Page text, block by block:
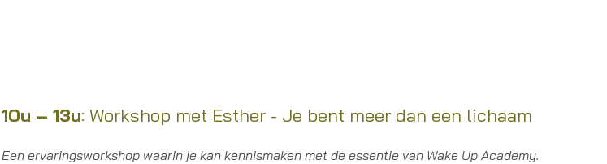
10u – 13u: Workshop met Esther - Je bent meer dan een lichaam
Een ervaringsworkshop waarin je kan kennismakenmet de essentie van Wake Up Academy.